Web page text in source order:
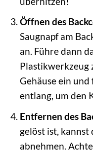
Öffnen des
Saugnapf am
an. Führe dann
Plastikwerkzeug
Gehäuse ein
entlang, um den
Entfernen des
gelöst ist, kannst
abnehmen.